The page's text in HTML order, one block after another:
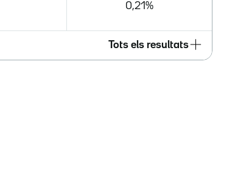
0,21%
Tots els resultats